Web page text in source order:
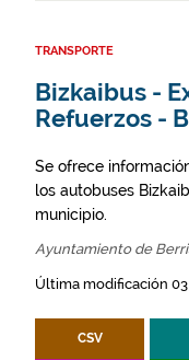
TRANSPORTE
Bizkaibus -
Refuerzos -
Se ofrece
los autobuses
municipio.
Ayuntamiento de
Última modificación
CSV